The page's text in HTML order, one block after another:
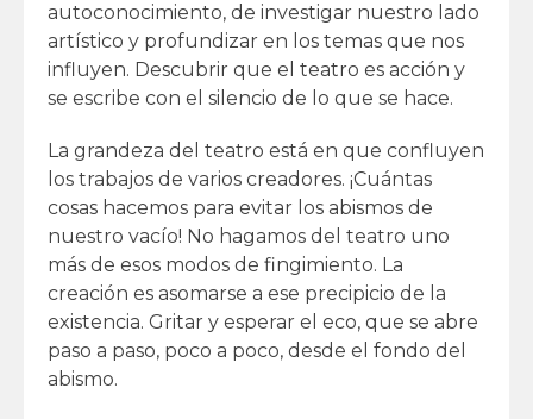
autoconocimiento, de investigar nuestro lado
artístico y profundizar en los temas que nos
influyen. Descubrir que el teatro es acción y
se escribe con el silencio de lo que se hace.
La grandeza del teatro está en que confluyen
los trabajos de varios creadores. ¡Cuántas
cosas hacemos para evitar los abismos de
nuestro vacío! No hagamos del teatro uno
más de esos modos de fingimiento. La
creación es asomarse a ese precipicio de la
existencia. Gritar y esperar el eco, que se abre
paso a paso, poco a poco, desde el fondo del
abismo.